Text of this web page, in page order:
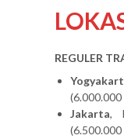
REGULER
Jakarta,